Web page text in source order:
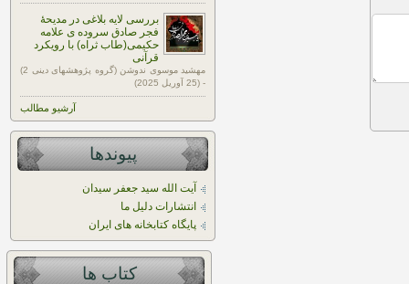
بررسی لایه بلاغی در مدیحۀ
فجر صادق سروده ی علامه
حکیمی(طاب ثراه) با رویکرد
قرآنی
مهشید موسوی ندوشن (گروه پژوهشهای دینی 2)
- (25 آوریل 2025)
آرشیو مطالب
پیوندها
آیت الله سید جعفر سیدان
انتشارات دلیل ما
پایگاه کتابخانه های ایران
کتاب ها